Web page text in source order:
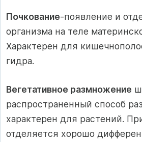
Почкование-появление и
организма на теле
Характерен для
гидра.
Вегетативное размножение
распространенный способ
характерен для растений.
отделяется хорошо